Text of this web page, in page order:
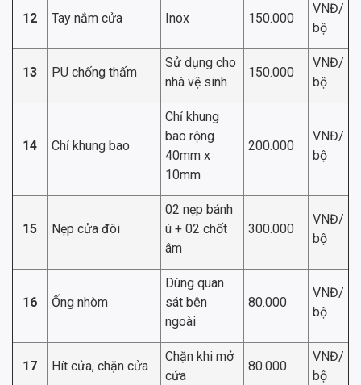
12 Tay nắm cửa Inox 150.000
VNĐ/
bộ
13 PU chống thấm
Sử dụng cho
nhà vệ sinh
150.000
VNĐ/
bộ
14 Chỉ khung bao
Chỉ khung
bao rộng
40mm x
10mm
200.000
VNĐ/
bộ
15 Nẹp cửa đôi
02 nẹp bánh
ú + 02 chốt
âm
300.000
VNĐ/
bộ
16 Ống nhòm
Dùng quan
sát bên
ngoài
80.000
VNĐ/
bộ
17 Hít cửa, chặn cửa
Chặn khi mở
cửa
80.000
VNĐ/
bộ